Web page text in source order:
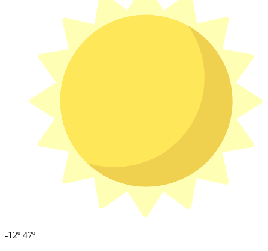
-12º 47º